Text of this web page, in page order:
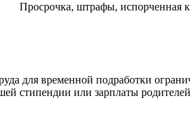
Просрочка, штрафы, испорченная
для временной подработки
стипендии или зарплаты